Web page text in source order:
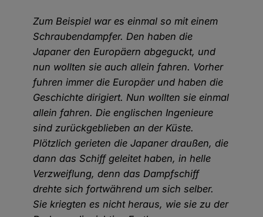
Zum Beispiel war es einmal so mit einem
Schraubendampfer. Den haben die
Japaner den Europäern abgeguckt, und
nun wollten sie auch allein fahren. Vorher
fuhren immer die Europäer und haben die
Geschichte dirigiert. Nun wollten sie einmal
allein fahren. Die englischen Ingenieure
sind zurückgeblieben an der Küste.
Plötzlich gerieten die Japaner draußen, die
dann das Schiff geleitet haben, in helle
Verzweiflung, denn das Dampfschiff
drehte sich fortwährend um sich selber.
Sie kriegten es nicht heraus, wie sie zu der